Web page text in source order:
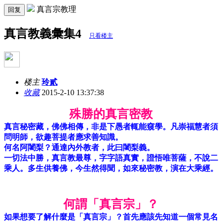
回复 真言宗教理
真言教義彙集4 只看楼主
楼主 玲貳
收藏2015-2-10 13:37:38
殊勝的真言密教
真言秘密藏，佛佛相傳，非是下愚者輒能窺學。凡崇福慧者須
問明師，欲趣菩提者應求善知識。
何名阿闍梨？通達內外教者，此曰闍梨義。
一切法中勝，真言教最尊，字字語真實，證悟唯菩薩，不說二
乘人。多生供養佛，今生然得聞，如來秘密教，演在大乘經。
何謂「真言宗」？
如果想要了解什麼是「真言宗」？首先應該先知道一個常見名